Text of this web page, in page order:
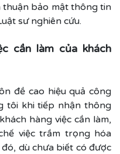
bảo mật thông tin
sư nghiên cứu.
cần làm của khách
đề cao hiệu quả công
tôi khi tiếp nhận thông
hàng việc cần làm,
việc trầm trọng hóa
dù chưa biết có được